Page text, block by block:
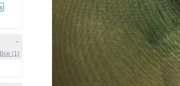
-
Все (1)